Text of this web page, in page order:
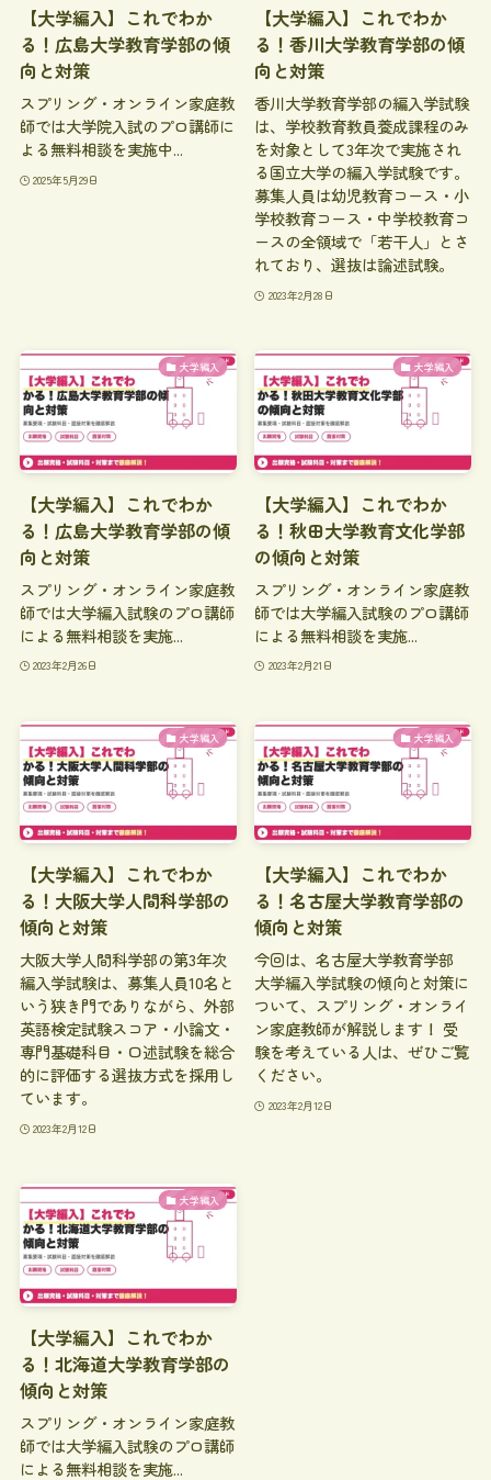
【大学編入】これでわか
る！広島大学教育学部の傾
向と対策
スプリング・オンライン家庭教
師では大学院入試のプロ講師に
よる無料相談を実施中...
2025年5月29日
【大学編入】これでわか
る！香川大学教育学部の傾
向と対策
香川大学教育学部の編入学試験
は、学校教育教員養成課程のみ
を対象として3年次で実施され
る国立大学の編入学試験です。
募集人員は幼児教育コース・小
学校教育コース・中学校教育コ
ースの全領域で「若干人」とさ
れており、選抜は論述試験。
2023年2月28日
大学編入
【大学編入】これでわか
る！広島大学教育学部の傾
向と対策
スプリング・オンライン家庭教
師では大学編入試験のプロ講師
による無料相談を実施...
2023年2月26日
大学編入
【大学編入】これでわか
る！秋田大学教育文化学部
の傾向と対策
スプリング・オンライン家庭教
師では大学編入試験のプロ講師
による無料相談を実施...
2023年2月21日
大学編入
【大学編入】これでわか
る！大阪大学人間科学部の
傾向と対策
大阪大学人間科学部の第3年次
編入学試験は、募集人員10名と
いう狭き門でありながら、外部
英語検定試験スコア・小論文・
専門基礎科目・口述試験を総合
的に評価する選抜方式を採用し
ています。
2023年2月12日
大学編入
【大学編入】これでわか
る！名古屋大学教育学部の
傾向と対策
今回は、名古屋大学教育学部
大学編入学試験の傾向と対策に
ついて、スプリング・オンライ
ン家庭教師が解説します！ 受
験を考えている人は、ぜひご覧
ください。
2023年2月12日
大学編入
【大学編入】これでわか
る！北海道大学教育学部の
傾向と対策
スプリング・オンライン家庭教
師では大学編入試験のプロ講師
による無料相談を実施...